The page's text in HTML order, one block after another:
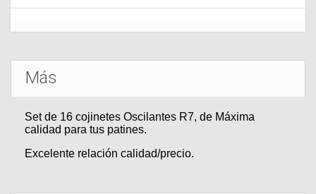
Más
Set de 16 cojinetes Oscilantes R7, de Máxima
calidad para tus patines.
Excelente relación calidad/precio.